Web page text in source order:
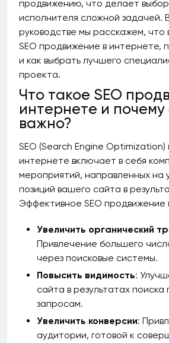
продвижению, что делает
исполнителя сложной задачей.
руководстве мы расскажем, что
SEO продвижение в интернете,
и как выбрать лучшего
проекта.
Что такое SEO
интернете и почему
важно?
SEO (Search Engine
интернете включает в себя
мероприятий, направленных на
позиций вашего сайта в
Эффективное SEO продвижение
Увеличить органический
Привлечение большего
через поисковые системы.
Повысить видимость:
сайта в результатах
запросам.
Увеличить конверсии:
аудитории, готовой к